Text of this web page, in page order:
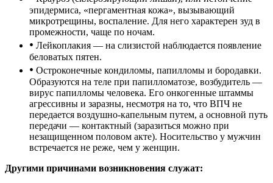
эпидермиса, «пергаментная кожа», вызывающий
микротрещины, воспаление. Для него характерен зуд в
промежности, чаще по ночам.
• Лейкоплакия — на слизистой наблюдается появление
беловатых пятен.
• Остроконечные кондиломы, папилломы и бородавки.
Образуются на теле при папилломатозе, возбудитель —
вирус папилломы человека. Его онкогенные штаммы
агрессивны и заразны, несмотря на то, что ВПЧ не
передается воздушно-капельным путем, а основной путь
передачи –– контактный (заразиться можно при
незащищенном половом акте). Носительство у мужчин
встречается не реже, чем у женщин.
Другими причинами возникновения служат: